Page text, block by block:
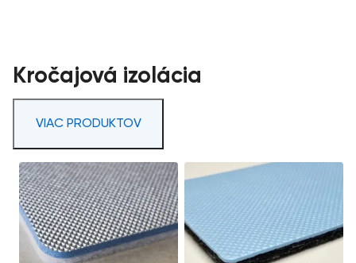
Kročajová izolácia
VIAC PRODUKTOV